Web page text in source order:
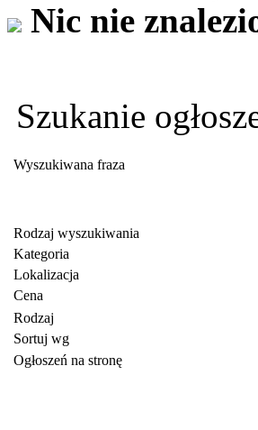
Nic nie
Szukanie
Wyszukiwana fraza
Rodzaj wyszukiwania
Kategoria
Lokalizacja
Cena
Rodzaj
Sortuj wg
Ogłoszeń na stronę